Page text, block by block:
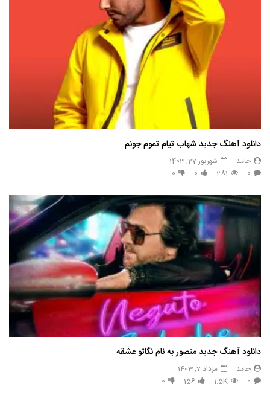
دانلود آهنگ جدید شهاب تیام تموم جونم
حامد
شهریور 27, 1403
0
281
0
0
دانلود آهنگ جدید منصور به نام نگاتو عشقه
حامد
مرداد 7, 1403
0
1.5K
156
0